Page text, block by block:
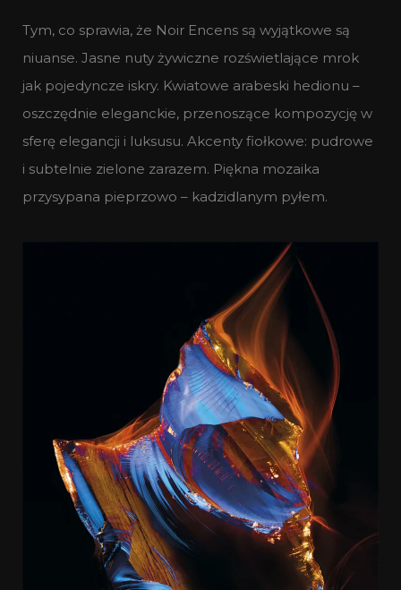
Tym, co sprawia, że Noir Encens są wyjątkowe są
niuanse. Jasne nuty żywiczne rozświetlające mrok
jak pojedyncze iskry. Kwiatowe arabeski hedionu –
oszczędnie eleganckie, przenoszące kompozycję w
sferę elegancji i luksusu. Akcenty fiołkowe: pudrowe
i subtelnie zielone zarazem. Piękna mozaika
przysypana pieprzowo – kadzidlanym pyłem.